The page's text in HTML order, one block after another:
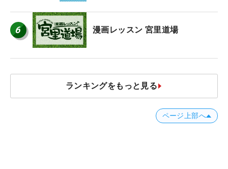
6 漫画レッスン 宮里道場
ランキングをもっと見る
ページ上部へ